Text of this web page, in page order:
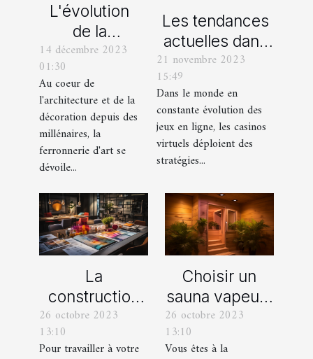
L'évolution
de la
ferronnerie
d'art à travers
les siècles
14 décembre 2023
01:30
Au coeur de
l'architecture et de la
décoration depuis des
millénaires, la
ferronnerie d'art se
dévoile...
Les tendances
actuelles dans
les offres
promotionnelles
des casinos en
ligne
21 novembre 2023
15:49
Dans le monde en
constante évolution des
jeux en ligne, les casinos
virtuels déploient des
stratégies...
La
construction
d’une identité
d’entreprise :
26 octobre 2023
13:10
Pour travailler à votre
Choisir un
sauna vapeur :
comment s’y
prendre ?
26 octobre 2023
13:10
Vous êtes à la